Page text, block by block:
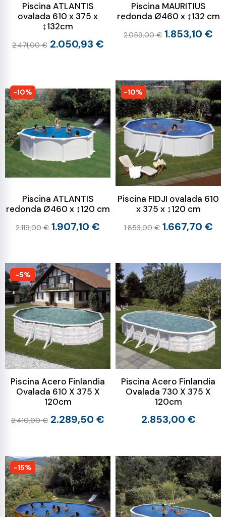
Piscina ATLANTIS
ovalada 610 x 375 x
↕132cm
2.471,00 € 2.050,93 €
Piscina MAURITIUS
redonda Ø460 x ↕132 cm
2.059,00 € 1.853,10 €
-10%
Piscina ATLANTIS
redonda Ø460 x ↕120 cm
2.119,00 € 1.907,10 €
-10%
Piscina FIDJI ovalada 610
x 375 x ↕120 cm
1.853,00 € 1.667,70 €
-5%
Piscina Acero Finlandia
Ovalada 610 X 375 X
120cm
2.410,00 € 2.289,50 €
Piscina Acero Finlandia
Ovalada 730 X 375 X
120cm
2.853,00 €
-15%